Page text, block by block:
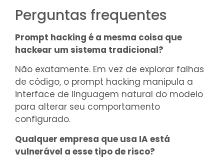
Perguntas frequentes
Prompt hacking é a mesma coisa que
hackear um sistema tradicional?
Não exatamente. Em vez de explorar falhas
de código, o prompt hacking manipula a
interface de linguagem natural do modelo
para alterar seu comportamento
configurado.
Qualquer empresa que usa IA está
vulnerável a esse tipo de risco?